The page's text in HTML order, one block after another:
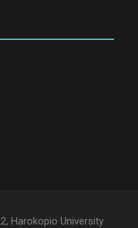
Harokopio University